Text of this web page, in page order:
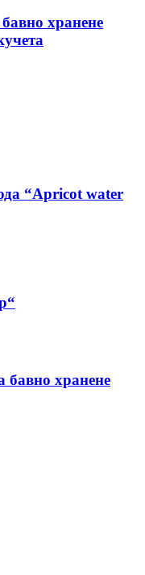
хранене
“Apricot water
бавно хранене